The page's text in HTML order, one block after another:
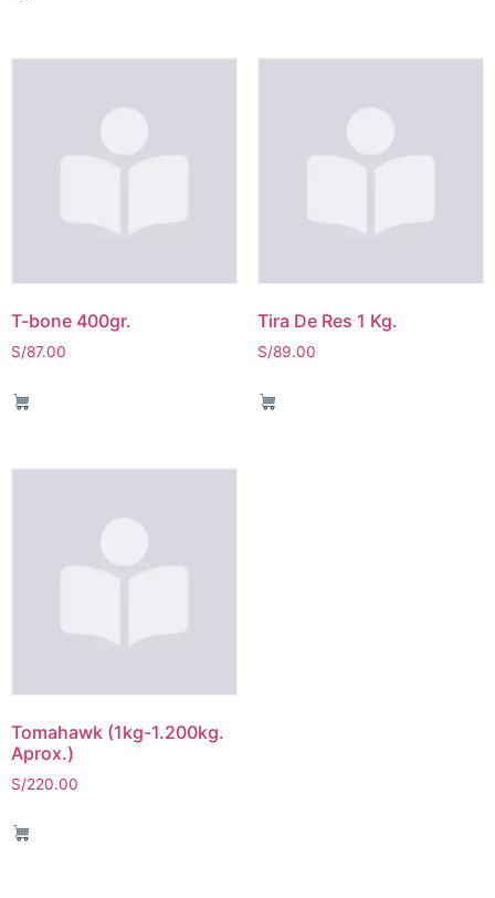
T-bone 400gr.
S/87.00
Tira De Res 1 Kg.
S/89.00
Tomahawk (1kg-1.200kg.
Aprox.)
S/220.00